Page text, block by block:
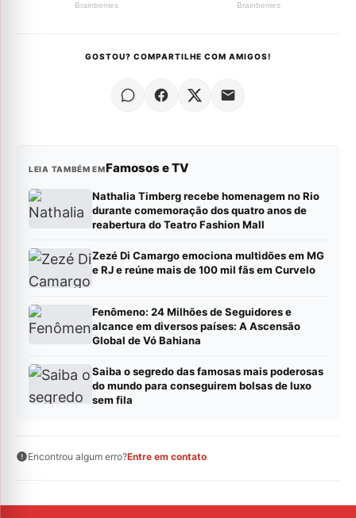
GOSTOU? COMPARTILHE COM AMIGOS!
LEIA TAMBÉM EMFamosos e TV
Nathalia Timberg recebe homenagem no Rio
durante comemoração dos quatro anos de
reabertura do Teatro Fashion Mall
Zezé Di Camargo emociona multidões em MG
e RJ e reúne mais de 100 mil fãs em Curvelo
Fenômeno: 24 Milhões de Seguidores e
alcance em diversos países: A Ascensão
Global de Vó Bahiana
Saiba o segredo das famosas mais poderosas
do mundo para conseguirem bolsas de luxo
sem fila
Encontrou algum erro?Entre em contato